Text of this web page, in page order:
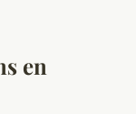
en